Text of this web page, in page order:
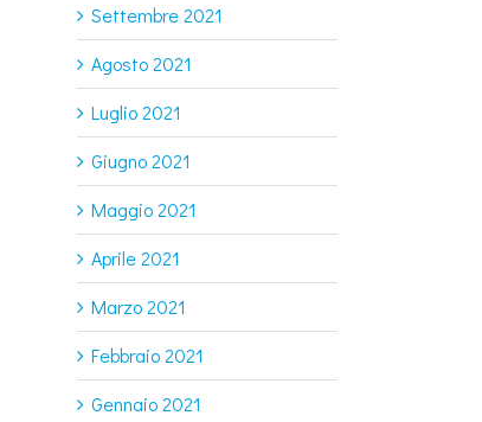
Settembre 2021
Agosto 2021
Luglio 2021
Giugno 2021
Maggio 2021
Aprile 2021
Marzo 2021
Febbraio 2021
Gennaio 2021